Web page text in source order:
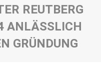
REUTBERG
ANLÄSSLICH
GRÜNDUNG